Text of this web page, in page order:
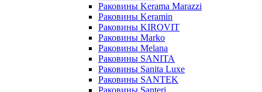
Раковины Kerama Marazzi
Раковины Keramin
Раковины KIROVIT
Раковины Marko
Раковины Melana
Раковины SANITA
Раковины Sanita Luxe
Раковины SANTEK